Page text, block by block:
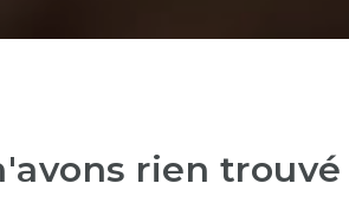
rien trouvé